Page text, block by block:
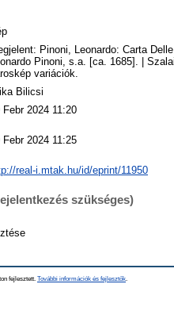
Pinoni, Leonardo: Carta
Pinoni, s.a. [ca. 1685]. |
variációk.
Bilicsi
Febr 2024 11:20
Febr 2024 11:25
real-i.mtak.hu/id/eprint/11950
szükséges)
fejlesztett. További információk és fejlesztők